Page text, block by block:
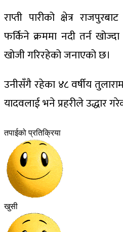
राप्ती पारीको क्षेत्र
फर्किने क्रममा नदी तर्न
खोजी गरिरहेको जनाएको छ।
उनीसँगै रहेका ४८ वर्षीय
यादवलाई भने प्रहरीले उद्धार
तपाईको प्रतिक्रिया
खुसी